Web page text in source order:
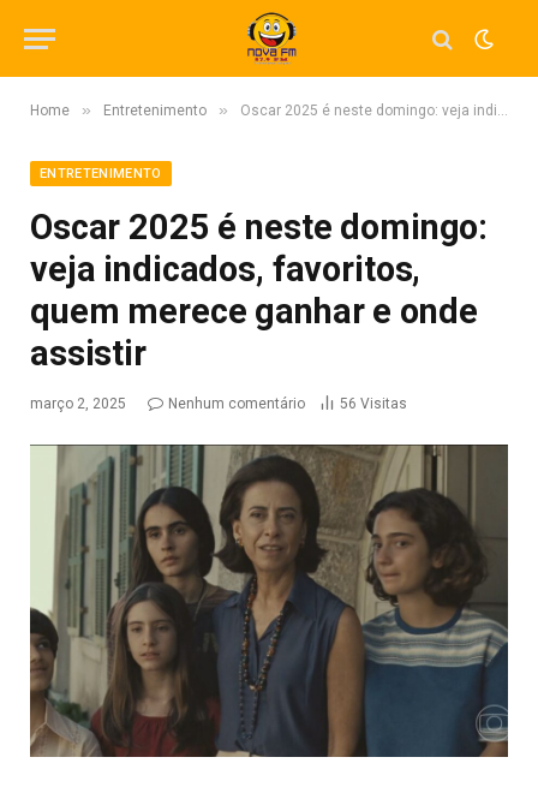
Home » Entretenimento » Oscar 2025 é neste domingo: veja indicados, favoritos, quem merece ganhar e onde assistir
ENTRETENIMENTO
Oscar 2025 é neste domingo:
veja indicados, favoritos,
quem merece ganhar e onde
assistir
março 2, 2025 Nenhum comentário 56 Visitas